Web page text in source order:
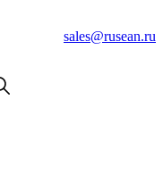
sales@rusean.ru